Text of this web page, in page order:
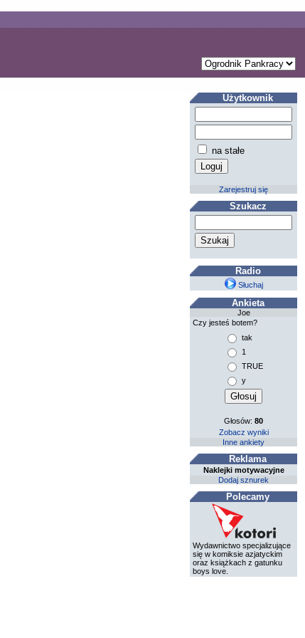
Użytkownik
na stałe
Zarejestruj się
Szukacz
Radio
Słuchaj
Ankieta
Joe
Czy jesteś botem?
tak
1
TRUE
y
Głosów:80
Zobacz wyniki
Inne ankiety
Reklama
Naklejki motywacyjne
Dodaj sznurek
Polecamy
Wydawnictwo specjalizujące
się w komiksie azjatyckim
oraz książkach z gatunku
boys love.